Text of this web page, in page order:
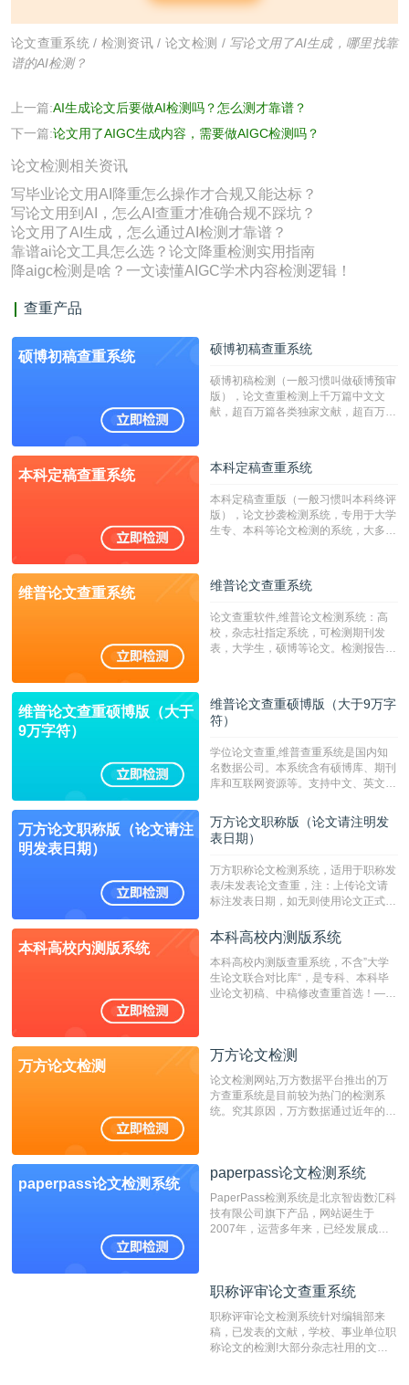
论文查重系统 / 检测资讯 / 论文检测 / 写论文用了AI生成，哪里找靠
谱的AI检测？
上一篇:AI生成论文后要做AI检测吗？怎么测才靠谱？
下一篇:论文用了AIGC生成内容，需要做AIGC检测吗？
论文检测相关资讯
写毕业论文用AI降重怎么操作才合规又能达标？
写论文用到AI，怎么AI查重才准确合规不踩坑？
论文用了AI生成，怎么通过AI检测才靠谱？
靠谱ai论文工具怎么选？论文降重检测实用指南
降aigc检测是啥？一文读懂AIGC学术内容检测逻辑！
查重产品
硕博初稿查重系统 硕博初稿查重系统
硕博初稿检测（一般习惯叫做硕博预审
版），论文查重检测上千万篇中文文
献，超百万篇各类独家文献，超百万港
校用来检测硕博论文的系统，检测范围
广，数据来源真实，检测算法合理!本
字符数30万）
本科定稿查重系统 本科定稿查重系统
本科定稿查重版（一般习惯叫本科终评
版），论文抄袭检测系统，专用于大学
生专、本科等论文检测的系统，大多数
维普论文查重系统 维普论文查重系统
论文查重软件,维普论文检测系统：高
校，杂志社指定系统，可检测期刊发
表，大学生，硕博等论文。检测报告支
维普论文查重硕博版（大于
9万字符）
维普论文查重硕博版（大于9万字
符）
学位论文查重,维普查重系统是国内知
名数据公司。本系统含有硕博库、期刊
库和互联网资源等。支持中文、英文、
定院校！！！
万方论文职称版（论文请注
明发表日期）
万方论文职称版（论文请注明发
表日期）
万方职称论文检测系统，适用于职称发
表/未发表论文查重，注：上传论文请
标注发表日期，如无则使用论文正式发
成时间作为发表日期。
本科高校内测版系统
本科高校内测版系统
本科高校内测版查重系统，不含”大学
生论文联合对比库“，是专科、本科毕
业论文初稿、中稿修改查重首选！——
万方论文检测
万方论文检测
论文检测网站,万方数据平台推出的万
方查重系统是目前较为热门的检测系
统。究其原因，万方数据通过近年的发
非。其次，相对于知网而言，万方检测
重的推荐系统。
paperpass论文检测系统
paperpass论文检测系统
PaperPass检测系统是北京智齿数汇科
技有限公司旗下产品，网站诞生于
2007年，运营多年来，已经发展成为
检测速度快、精度高，市场反映良好。
职称评审论文查重系统
职称评审论文检测系统针对编辑部来
稿，已发表的文献，学校、事业单位职
称论文的检测!大部分杂志社用的文献